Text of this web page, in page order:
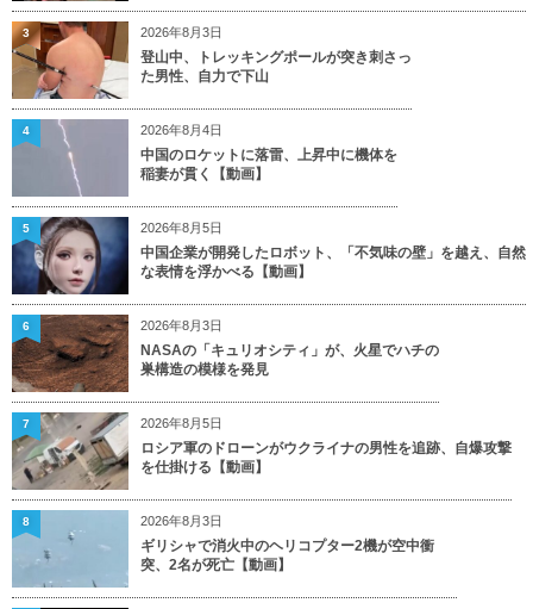
2026年8月3日
登山中、トレッキングポールが突き刺さっ
た男性、自力で下山
3
2026年8月4日
中国のロケットに落雷、上昇中に機体を
稲妻が貫く【動画】
4
2026年8月5日
中国企業が開発したロボット、「不気味の壁」を越え、自然
な表情を浮かべる【動画】
5
2026年8月3日
NASAの「キュリオシティ」が、火星でハチの
巣構造の模様を発見
6
2026年8月5日
ロシア軍のドローンがウクライナの男性を追跡、自爆攻撃
を仕掛ける【動画】
7
2026年8月3日
ギリシャで消火中のヘリコプター2機が空中衝
突、2名が死亡【動画】
8